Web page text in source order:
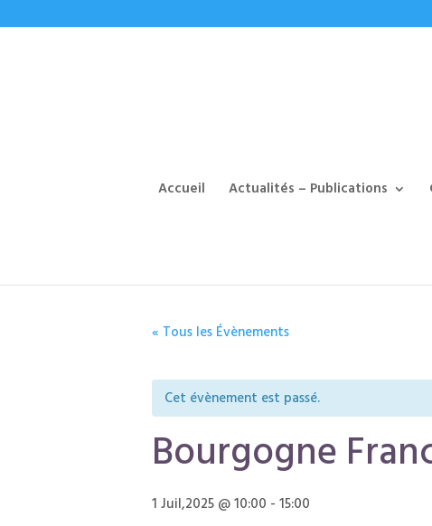
Accueil Actualités – Publications
« Tous les Évènements
Cet évènement est passé.
Bourgogne
1 Juil,2025 @ 10:00 - 15:00